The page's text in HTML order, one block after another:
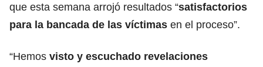
que esta semana arrojó resultados “satisfactorios
para la bancada de las víctimas en el proceso”.
“Hemos visto y escuchado revelaciones